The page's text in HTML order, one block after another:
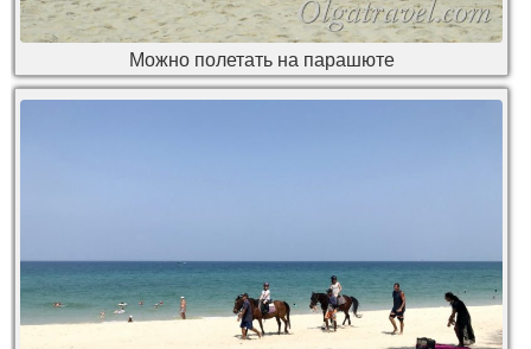
Можно полетать на парашюте